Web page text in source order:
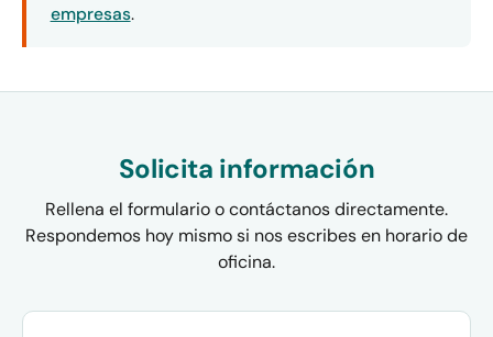
empresas.
Solicita información
Rellena el formulario o contáctanos directamente.
Respondemos hoy mismo si nos escribes en horario de
oficina.